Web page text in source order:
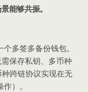
能够共振。
多签多备份钱包。
保存私钥、多币种
跨链协议实现在无
）。